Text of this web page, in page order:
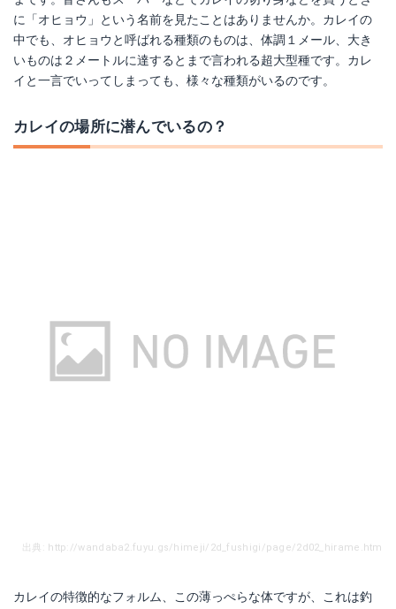
楽天で詳細を見る 楽天で詳細を見る
楽天で詳細を見る
に「オヒョウ」という名前を見たことはありませんか。カレイの
中でも、オヒョウと呼ばれる種類のものは、体調１メール、大き
いものは２メートルに達するとまで言われる超大型種です。カレ
イと一言でいってしまっても、様々な種類がいるのです。
カレイの場所に潜んでいるの？
出典: http://wandaba2.fuyu.gs/himeji/2d_fushigi/page/2d02_hirame.htm
カレイの特徴的なフォルム、この薄っぺらな体ですが、これは釣